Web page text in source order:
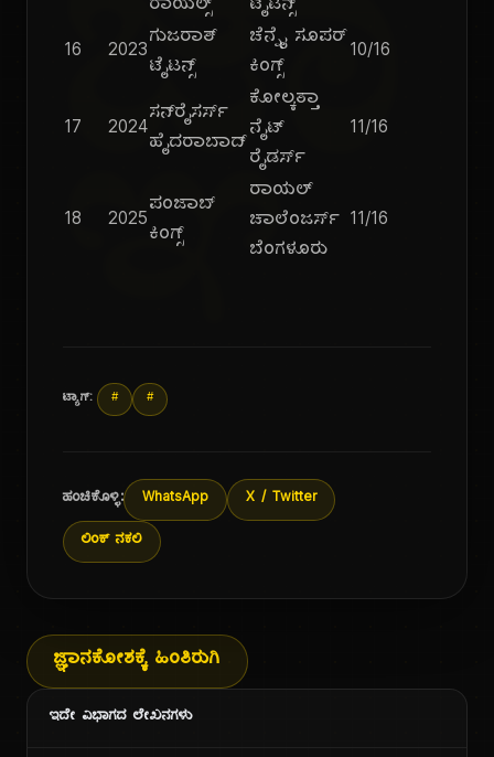
ಜ್ಞಾ
ರಾಯಲ್ಸ್ ಟೈಟನ್ಸ್
16 2023
ಗುಜರಾತ್
ಟೈಟನ್ಸ್
ಚೆನ್ನೈ ಸೂಪರ್
ಕಿಂಗ್ಸ್
10/16
17 2024
ಸನ್‌ರೈಸರ್ಸ್
ಹೈದರಾಬಾದ್
ಕೋಲ್ಕತ್ತಾ
ನೈಟ್
ರೈಡರ್ಸ್
11/16
18 2025
ಪಂಜಾಬ್
ಕಿಂಗ್ಸ್
ರಾಯಲ್
ಚಾಲೆಂಜರ್ಸ್
ಬೆಂಗಳೂರು
11/16
ಟ್ಯಾಗ್: # #
ಹಂಚಿಕೊಳ್ಳಿ: WhatsApp X / Twitter
ಲಿಂಕ್ ನಕಲಿ
ಜ್ಞಾನಕೋಶಕ್ಕೆ ಹಿಂತಿರುಗಿ
ಇದೇ ವಿಭಾಗದ ಲೇಖನಗಳು